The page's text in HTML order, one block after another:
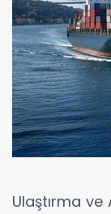
Ulaştırma ve